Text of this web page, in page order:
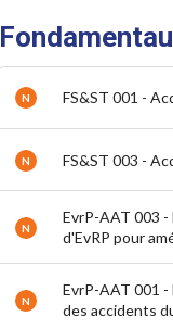
N FS&ST 001 -
N FS&ST 003 -
N
EvrP-AAT 003
d'EvRP pour
N
EvrP-AAT 001 -
des accidents